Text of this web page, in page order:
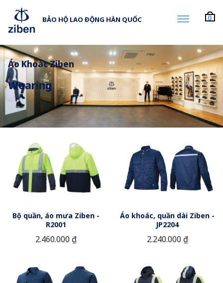
BẢO HỘ LAO ĐỘNG HÀN QUỐC 0
Áo Khoác Ziben
Wearing
Bộ quần, áo mưa Ziben -
R2001
2.460.000 ₫
Áo khoác, quần dài Ziben -
JP2204
2.240.000 ₫